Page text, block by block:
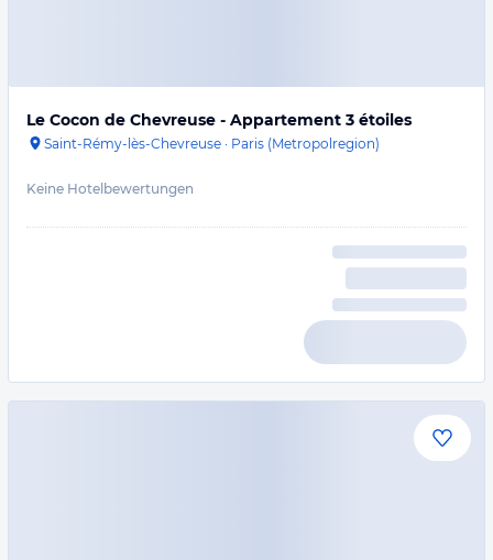
Le Cocon de Chevreuse - Appartement 3 étoiles
Saint-Rémy-lès-Chevreuse · Paris (Metropolregion)
Keine Hotelbewertungen